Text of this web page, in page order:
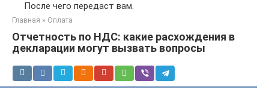
После чего передаст вам.
Главная » Оплата
Отчетность по НДС: какие расхождения в
декларации могут вызвать вопросы